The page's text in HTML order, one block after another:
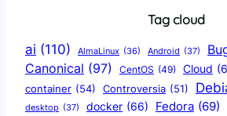
Tag cloud
ai (110) AlmaLinux (36) Android (37)
Canonical (97) CentOS (49) Cloud
container (54) Controversia (51)
desktop (37) docker (66) Fedora (69)